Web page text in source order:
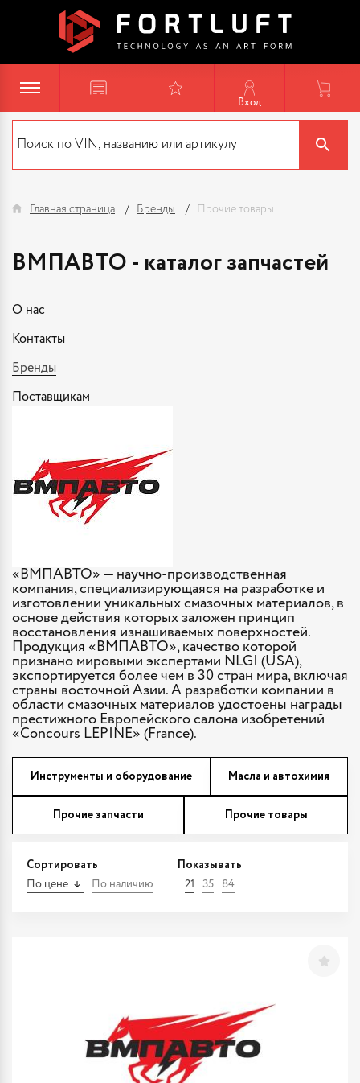
Вход
Главная страница Бренды Прочие товары
ВМПАВТО - каталог запчастей
О нас
Контакты
Бренды
Поставщикам
«ВМПАВТО» — научно-производственная
компания, специализирующаяся на разработке и
изготовлении уникальных смазочных материалов, в
основе действия которых заложен принцип
восстановления изнашиваемых поверхностей.
Продукция «ВМПАВТО», качество которой
признано мировыми экспертами NLGI (USA),
экспортируется более чем в 30 стран мира, включая
страны восточной Азии. А разработки компании в
области смазочных материалов удостоены награды
престижного Европейского салона изобретений
«Concours LEPINE» (France).
Инструменты и оборудование Масла и автохимия
Прочие запчасти Прочие товары
Сортировать
По цене По наличию
Показывать
21 35 84